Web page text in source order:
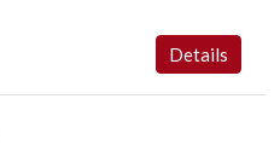
Details